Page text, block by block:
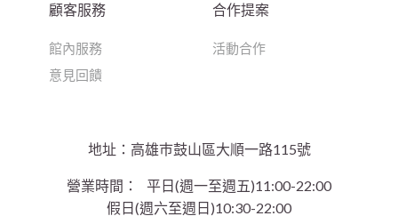
地址：高雄巿鼓山區大順一路115號
營業時間：
平日(週一至週五)11:00-22:00
假日(週六至週日)10:30-22:00
顧客服務
館內服務
意見回饋
合作提案
活動合作